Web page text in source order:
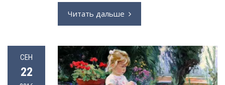
Читать дальше
СЕН
22